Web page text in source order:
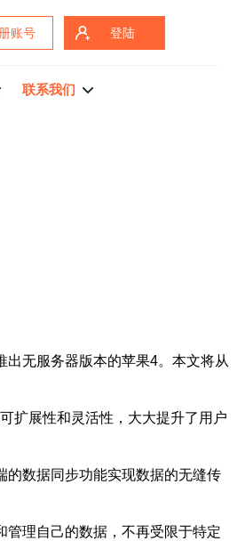
账号 登陆
联系我们
无服务器版本的苹果4。本文将从
扩展性和灵活性，大大提升了用户
的数据同步功能实现数据的无缝传
理自己的数据，不再受限于特定